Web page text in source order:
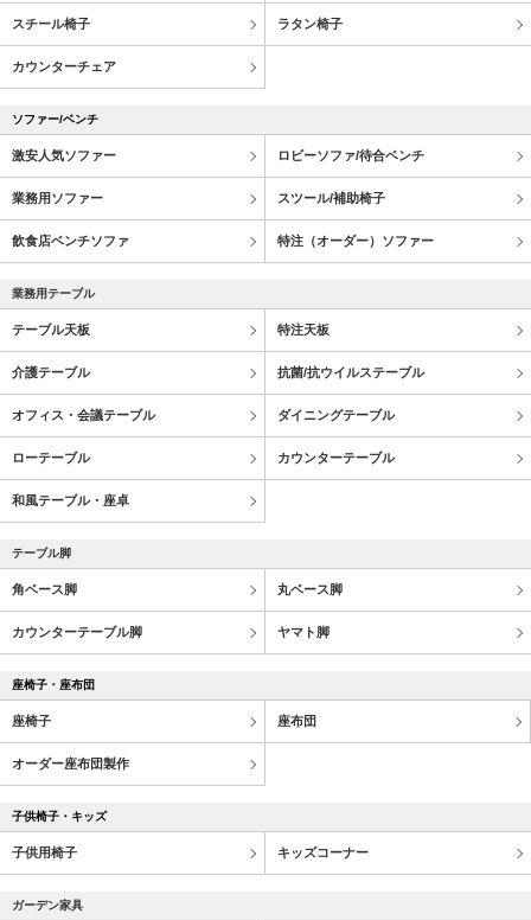
スチール椅子 ラタン椅子
カウンターチェア
ソファー/ベンチ
激安人気ソファー ロビーソファ/待合ベンチ
業務用ソファー スツール/補助椅子
飲食店ベンチソファ 特注（オーダー）ソファー
業務用テーブル
テーブル天板 特注天板
介護テーブル 抗菌/抗ウイルステーブル
オフィス・会議テーブル ダイニングテーブル
ローテーブル カウンターテーブル
和風テーブル・座卓
テーブル脚
角ベース脚 丸ベース脚
カウンターテーブル脚 ヤマト脚
座椅子・座布団
座椅子 座布団
オーダー座布団製作
子供椅子・キッズ
子供用椅子 キッズコーナー
ガーデン家具